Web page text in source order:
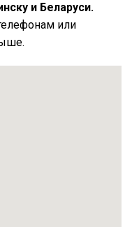
и Беларуси.
или